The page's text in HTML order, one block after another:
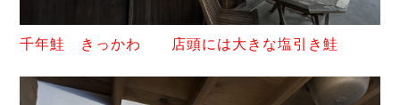
千年鮭 きっかわ 店頭には大きな塩引き鮭